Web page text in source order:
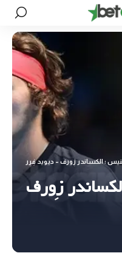
؛ الکساندر زِورف – دیوید فِرِر
زِورف